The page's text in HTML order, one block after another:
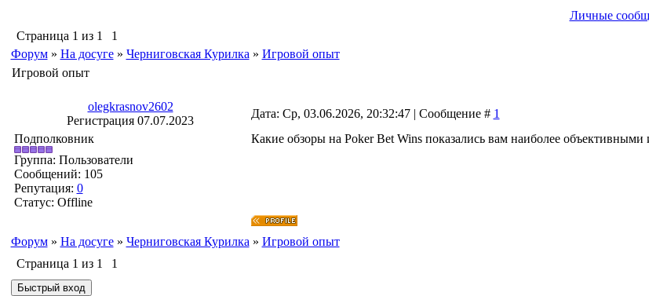
Личные
Страница 1 из 1
1
Форум » На досуге » Черниговская Курилка » Игровой опыт
Игровой опыт
olegkrasnov2602
Регистрация 07.07.2023
Дата: Ср, 03.06.2026, 20:32:47 | Сообщение # 1
Подполковник
Группа: Пользователи
Сообщений: 105
Репутация: 0
Статус: Offline
Какие обзоры на Poker Bet Wins показались вам наиболее
Форум » На досуге » Черниговская Курилка » Игровой опыт
Страница 1 из 1
1